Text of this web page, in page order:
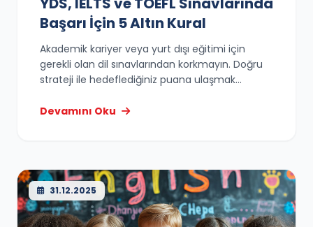
Başarı İçin 5 Altın Kural
Akademik kariyer veya yurt dışı eğitimi için
gerekli olan dil sınavlarından korkmayın. Doğru
strateji ile hedeflediğiniz puana ulaşmak
Devamını Oku
31.12.2025